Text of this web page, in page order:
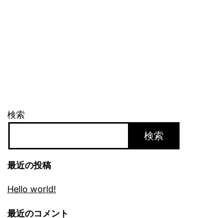
検索
検索
最近の投稿
Hello world!
最近のコメント